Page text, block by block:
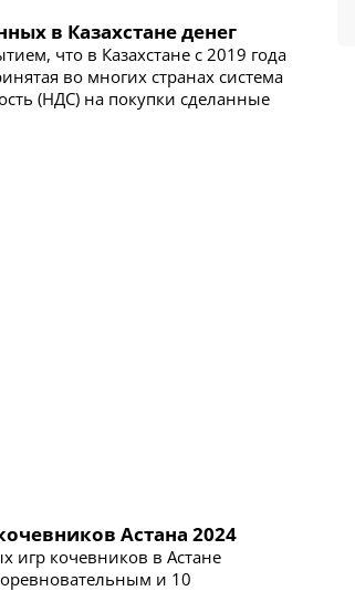
в Казахстане денег
что в Казахстане с 2019 года
во многих странах система
(НДС) на покупки сделанные
Астана 2024
игр кочевников в Астане
и 10